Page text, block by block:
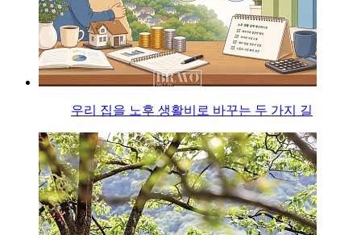
우리 집을 노후 생활비로 바꾸는 두 가지 길